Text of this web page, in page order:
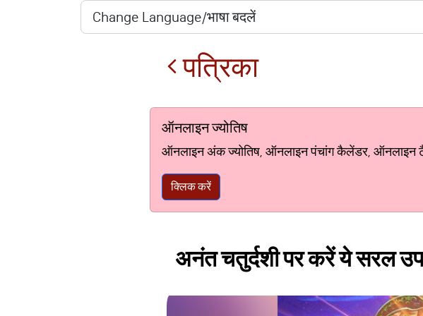
पत्रिका
ऑनलाइन ज्योतिष
ऑनलाइन अंक ज्योतिष, ऑनलाइन पंचांग कैलेंडर, ऑनलाइन
क्लिक करें
अनंत चतुर्दशी पर करें ये सरल